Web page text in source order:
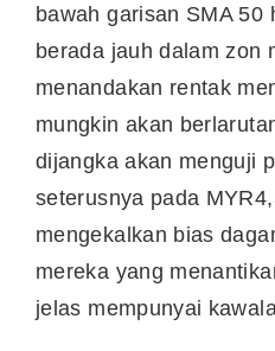
bawah garisan SMA 50
berada jauh dalam zon
menandakan rentak
mungkin akan
dijangka akan menguji
seterusnya pada
mengekalkan bias
mereka yang
jelas mempunyai